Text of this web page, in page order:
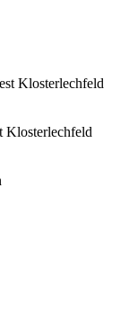
Klosterlechfeld
Klosterlechfeld